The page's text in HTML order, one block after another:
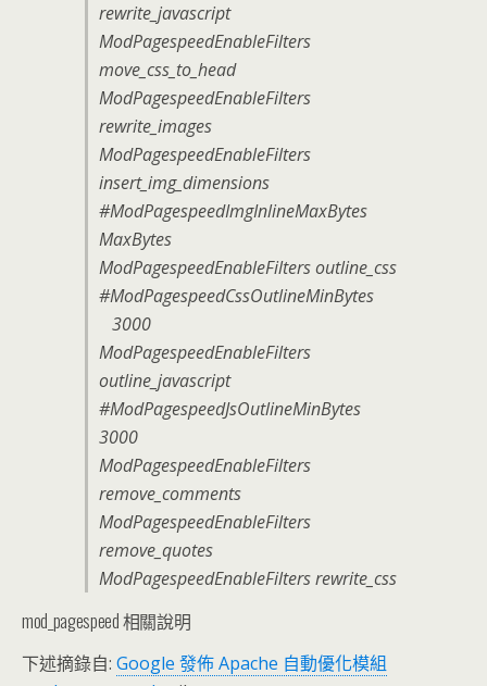
rewrite_javascript
ModPagespeedEnableFilters
move_css_to_head
ModPagespeedEnableFilters
rewrite_images
ModPagespeedEnableFilters
insert_img_dimensions
#ModPagespeedImgInlineMaxBytes
MaxBytes
ModPagespeedEnableFilters outline_css
#ModPagespeedCssOutlineMinBytes
3000
ModPagespeedEnableFilters
outline_javascript
#ModPagespeedJsOutlineMinBytes
3000
ModPagespeedEnableFilters
remove_comments
ModPagespeedEnableFilters
remove_quotes
ModPagespeedEnableFilters rewrite_css
mod_pagespeed 相關說明
下述摘錄自: Google 發佈 Apache 自動優化模組